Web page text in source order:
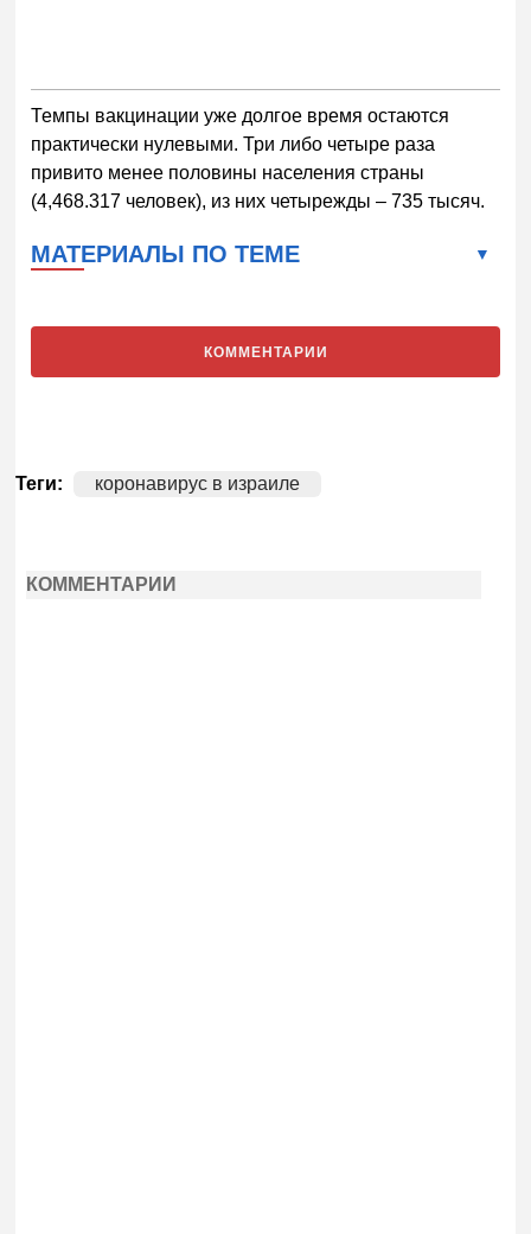
Темпы вакцинации уже долгое время остаются
практически нулевыми. Три либо четыре раза
привито менее половины населения страны
(4,468.317 человек), из них четырежды – 735 тысяч.
МАТЕРИАЛЫ ПО ТЕМЕ
КОММЕНТАРИИ
Теги: коронавирус в израиле
КОММЕНТАРИИ